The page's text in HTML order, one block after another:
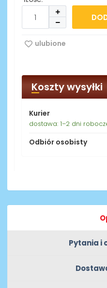
ulubione
Koszty wysyłki
Kurier
dostawa: 1–2 dni
Odbiór osobisty
Pytania i